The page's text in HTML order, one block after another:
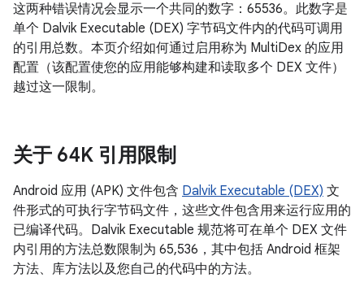
这两种错误情况会显示一个共同的数字：65536。此数字是
单个 Dalvik Executable (DEX) 字节码文件内的代码可调用
的引用总数。本页介绍如何通过启用称为 MultiDex 的应用
配置（该配置使您的应用能够构建和读取多个 DEX 文件）
越过这一限制。
关于 64K 引用限制
Android 应用 (APK) 文件包含 Dalvik Executable (DEX) 文
件形式的可执行字节码文件，这些文件包含用来运行应用的
已编译代码。Dalvik Executable 规范将可在单个 DEX 文件
内引用的方法总数限制为 65,536，其中包括 Android 框架
方法、库方法以及您自己的代码中的方法。